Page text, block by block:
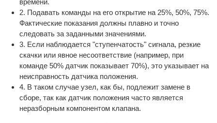
2. Подавать команды на его открытие на 25%, 50%, 75%.
Фактические показания должны плавно и точно
следовать за заданными значениями.
3. Если наблюдается "ступенчатость" сигнала, резкие
скачки или явное несоответствие (например, при
команде 50% датчик показывает 70%), это указывает на
неисправность датчика положения.
4. В таком случае узел, как бы, подлежит замене в
сборе, так как датчик положения часто является
неразборным компонентом клапана.